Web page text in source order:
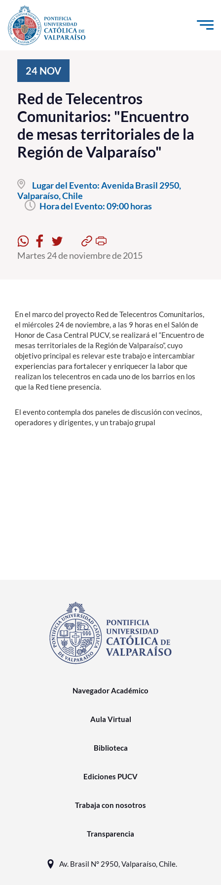
Click acá para ir directamente al contenido
Investigación, Creación e Innovación
PUCV Internacional
Vinculación con el Medio
Admisión
Pregrado
Postgrado
Estudiantes
English
24 NOV
Red de Telecentros
Comunitarios: "Encuentro
de mesas territoriales de la
Región de Valparaíso"
Lugar del Evento:Avenida Brasil 2950,
Valparaíso, Chile
Hora del Evento:09:00 horas
Martes 24 de noviembre de 2015
En el marco del proyecto Red de Telecentros Comunitarios,
el miércoles 24 de noviembre, a las 9 horas en el Salón de
Honor de Casa Central PUCV, se realizará el “Encuentro de
mesas territoriales de la Región de Valparaíso”, cuyo
objetivo principal es relevar este trabajo e intercambiar
experiencias para fortalecer y enriquecer la labor que
realizan los telecentros en cada uno de los barrios en los
que la Red tiene presencia.
El evento contempla dos paneles de discusión con vecinos,
operadores y dirigentes, y un trabajo grupal
Navegador Académico
Aula Virtual
Biblioteca
Ediciones PUCV
Trabaja con nosotros
Transparencia
Av. Brasil N° 2950, Valparaíso, Chile.